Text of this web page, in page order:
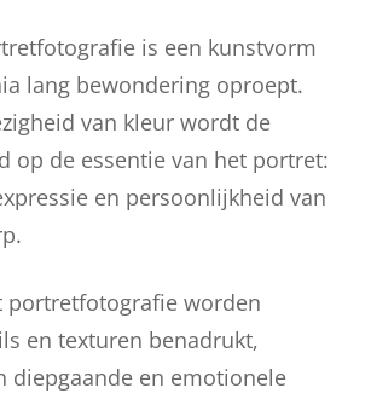
is een kunstvorm
lang bewondering oproept.
van kleur wordt de
op de essentie van het portret:
en persoonlijkheid van
portretfotografie worden
en texturen benadrukt,
diepgaande en emotionele